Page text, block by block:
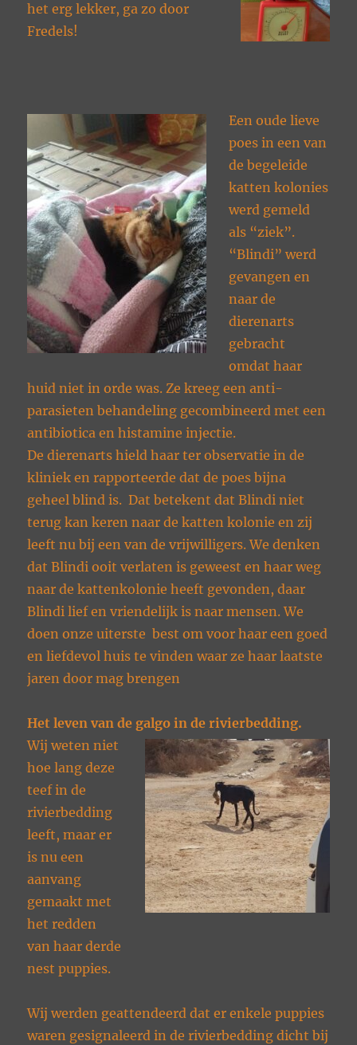
het erg lekker, ga zo door
Fredels!
Een oude lieve
poes in een van
de begeleide
katten kolonies
werd gemeld
als “ziek”.
“Blindi” werd
gevangen en
naar de
dierenarts
gebracht
omdat haar
huid niet in orde was. Ze kreeg een anti-
parasieten behandeling gecombineerd met een
antibiotica en histamine injectie.
De dierenarts hield haar ter observatie in de
kliniek en rapporteerde dat de poes bijna
geheel blind is. Dat betekent dat Blindi niet
terug kan keren naar de katten kolonie en zij
leeft nu bij een van de vrijwilligers. We denken
dat Blindi ooit verlaten is geweest en haar weg
naar de kattenkolonie heeft gevonden, daar
Blindi lief en vriendelijk is naar mensen. We
doen onze uiterste best om voor haar een goed
en liefdevol huis te vinden waar ze haar laatste
jaren door mag brengen
Het leven van de galgo in de rivierbedding.
Wij weten niet
hoe lang deze
teef in de
rivierbedding
leeft, maar er
is nu een
aanvang
gemaakt met
het redden
van haar derde
nest puppies.
Wij werden geattendeerd dat er enkele puppies
waren gesignaleerd in de rivierbedding dicht bij